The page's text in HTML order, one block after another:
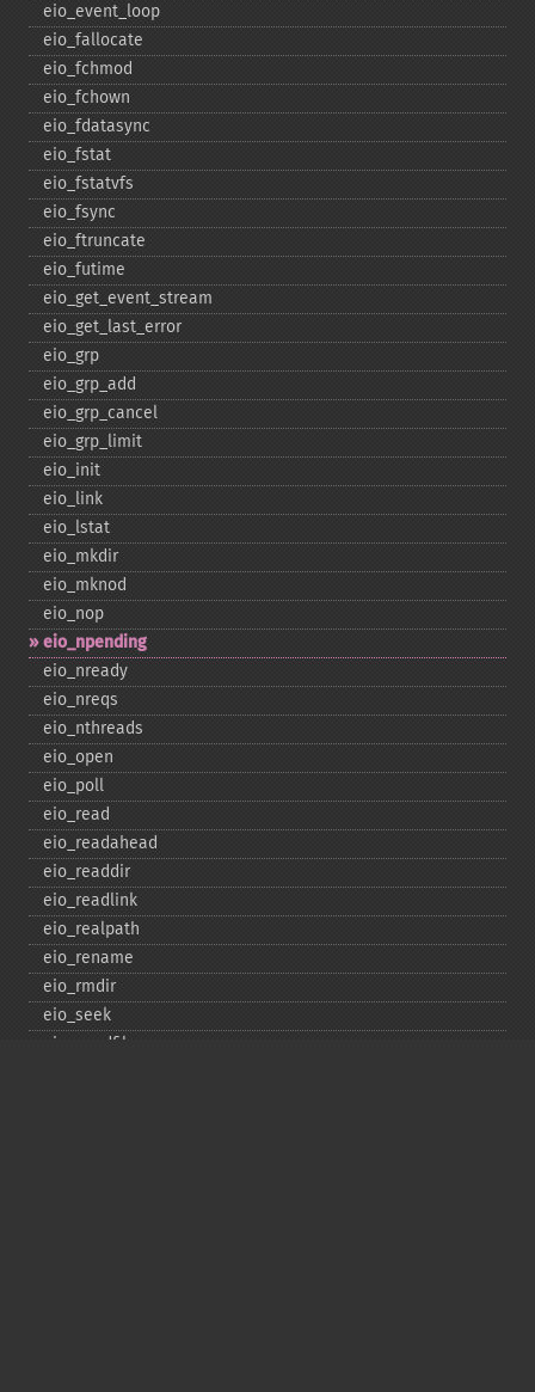
eio_​event_​loop
eio_​fallocate
eio_​fchmod
eio_​fchown
eio_​fdatasync
eio_​fstat
eio_​fstatvfs
eio_​fsync
eio_​ftruncate
eio_​futime
eio_​get_​event_​stream
eio_​get_​last_​error
eio_​grp
eio_​grp_​add
eio_​grp_​cancel
eio_​grp_​limit
eio_​init
eio_​link
eio_​lstat
eio_​mkdir
eio_​mknod
eio_​nop
eio_​npending
eio_​nready
eio_​nreqs
eio_​nthreads
eio_​open
eio_​poll
eio_​read
eio_​readahead
eio_​readdir
eio_​readlink
eio_​realpath
eio_​rename
eio_​rmdir
eio_​seek
eio_​sendfile